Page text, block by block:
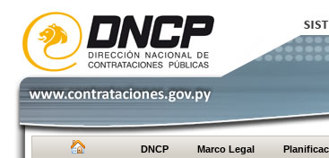
DNCP Marco Legal